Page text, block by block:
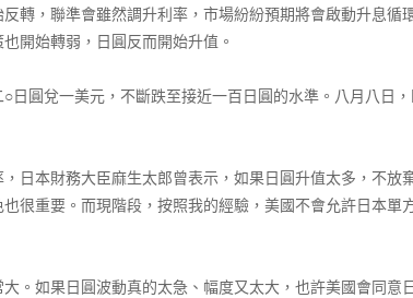
轉，聯準會雖然調升利率，市場紛紛預期將會啟動升息循
開始轉弱，日圓反而開始升值。
圓兌一美元，不斷跌至接近一百日圓的水準。八月八日，
本財務大臣麻生太郎曾表示，如果日圓升值太多，不放
很重要。而現階段，按照我的經驗，美國不會允許日本單
如果日圓波動真的太急、幅度又太大，也許美國會同意